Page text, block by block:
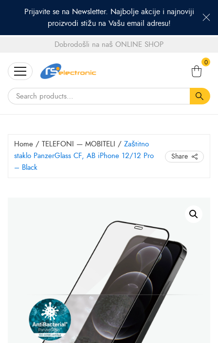
Prijavite se na Newsletter. Najbolje akcije i najnoviji
proizvodi stižu na Vašu email adresu!
Dobrodošli na naš ONLINE SHOP
for:
0
Home / TELEFONI — MOBITELI / Zaštitno
staklo PanzerGlass CF, AB iPhone 12/12 Pro
– Black
Share
quantity